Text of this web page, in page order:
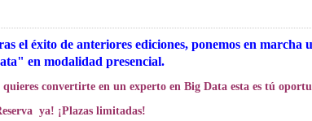
el éxito de anteriores ediciones, ponemos en
en modalidad presencial.
quieres convertirte en un experto en Big Data esta es tú
ya! ¡Plazas limitadas!